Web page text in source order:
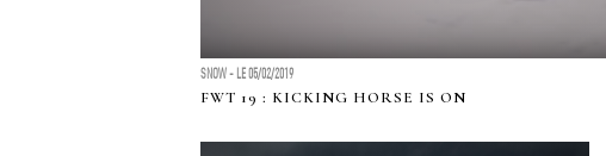
SNOW - LE 05/02/2019
FWT 19 : KICKING HORSE IS ON